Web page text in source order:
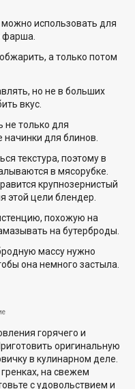
использовать для
фарша.
а только потом
но не в больших
вкус.
не только для
начинки для блинов.
текстура, поэтому в
в мясорубке.
крупнозернистый
этой цели блендер.
похожую на
на бутерброды.
массу нужно
она немного застыла.
горячего и
оригинальную
в кулинарном деле.
на свежем
с удовольствием и